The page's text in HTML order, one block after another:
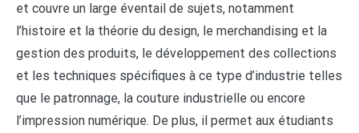
et couvre un large éventail de sujets, notamment
l’histoire et la théorie du design, le merchandising et la
gestion des produits, le développement des collections
et les techniques spécifiques à ce type d’industrie telles
que le patronnage, la couture industrielle ou encore
l’impression numérique. De plus, il permet aux étudiants